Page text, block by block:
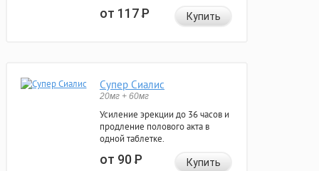
от 117Р Купить
Супер Сиалис
20мг + 60мг
Усиление эрекции до 36 часов и
продление полового акта в
одной таблетке.
от 90Р Купить